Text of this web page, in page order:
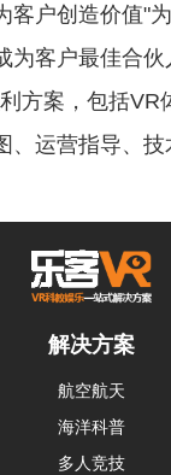
客户创造价值"
为客户最佳合
方案，包括VR
、运营指导、
解决方案
航空航天
海洋科普
多人竞技